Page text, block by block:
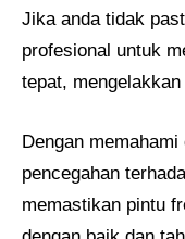
Jika anda tidak
profesional untuk
tepat,
Dengan
pencegahan
memastikan pintu